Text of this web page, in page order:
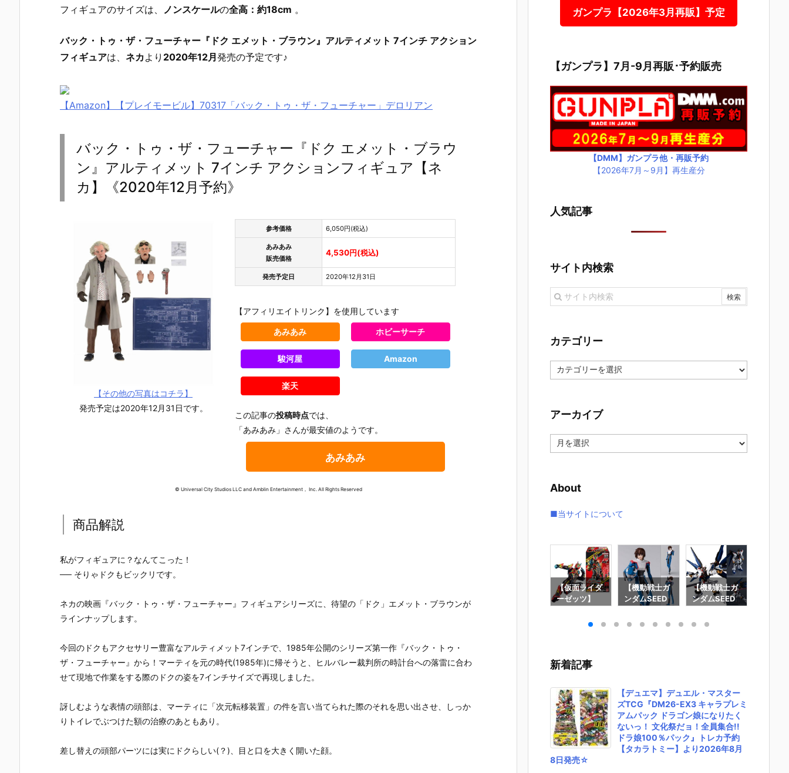
フィギュアのサイズは、 ノンスケールの全高：約18cm 。
バック・トゥ・ザ・フューチャー『ドク エメット・ブラウン』アルティメット 7インチ アクション
フィギュアは、 ネカより 2020年12月 発売の予定です♪
【Amazon】【プレイモービル】70317「バック・トゥ・ザ・フューチャー」デロリアン
バック・トゥ・ザ・フューチャー『ドク エメット・ブラウ
ン』アルティメット 7インチ アクションフィギュア【ネ
カ】《2020年12月予約》
【その他の写真はコチラ】
発売予定は2020年12月31日です。
参考価格 6,050円(税込)
あみあみ
販売価格
4,530円(税込)
発売予定日 2020年12月31日
【アフィリエイトリンク】を使用しています
あみあみ ホビーサーチ
駿河屋 Amazon
楽天
この記事の投稿時点では、
「あみあみ」さんが最安値のようです。
あみあみ
© Universal City Studios LLC and Amblin Entertainment， Inc. All Rights Reserved
商品解説
私がフィギュアに？なんてこった！
── そりゃドクもビックリです。
ネカの映画『バック・トゥ・ザ・フューチャー』フィギュアシリーズに、待望の「ドク」エメット・ブラウンが
ラインナップします。
今回のドクもアクセサリー豊富なアルティメット7インチで、1985年公開のシリーズ第一作『バック・トゥ・
ザ・フューチャー』から！マーティを元の時代(1985年)に帰そうと、ヒルバレー裁判所の時計台への落雷に合わ
せて現地で作業をする際のドクの姿を7インチサイズで再現しました。
訝しむような表情の頭部は、マーティに「次元転移装置」の件を言い当てられた際のそれを思い出させ、しっか
りトイレでぶつけた額の治療のあともあり。
差し替えの頭部パーツには実にドクらしい(？)、目と口を大きく開いた顔。
ガンプラ【2026年3月再販】予定
【ガンプラ】7月-9月再販･予約販売
【DMM】ガンプラ他・再販予約
【2026年7月～9月】再生産分
人気記事
サイト内検索
カテゴリー
カ
テ
ー
アーカイブ
ー
ブ
About
■当サイトについて
L/ストライク
フィギュア予
隊】ROBOT
魂『フチコ
マ』THE GH
SHELL 可動フ
ィギュア予約
【バンダイ】
より2027年1
隊】S.H.フィ
ギュアーツ
IN THE SHEL
L 可動フィギ
ュア予約【バ
ンダイ】より
ィ】超合金魂
『ハローキテ
約【バンダ
イ】より202
7年1月発売予
定♪
トレイバー E
ZY】ROBOT
（AV-98Plu
s）2号機』可
動フィギュア
予約【バンダ
定♪
超合金魂『G
X-101S 大鉄
ンBOX』可動
フィギュア予
約【バンダ
コン・バトラ
ーV】超合金
ーV6』変形
合体フィギュ
ア予約【バン
【仮面ライダ
ーゼッツ】
イダーゼッツ
ード』食玩フ
【バンダイ】
より2026年8
月3日発売♪
【機動戦士ガ
ンダムSEED
S.H.フィギュ
r.）』可動フ
ィギュア予約
【バンダイ】
より2026年1
2月発売予定♪
【機動戦士ガ
ンダムSEED
UNDAM UNI
フリーダムガ
ンダム』可動
フィギュア予
約【バンダ
イ】より202
6年12月発売
予定♪
新着記事
【デュエマ】デュエル・マスター
ズTCG『DM26-EX3 キャラプレミ
アムパック ドラゴン娘になりたく
ないっ！ 文化祭だョ！全員集合!!
ドラ娘100％パック』トレカ予約
【タカラトミー】より2026年8月
8日発売☆